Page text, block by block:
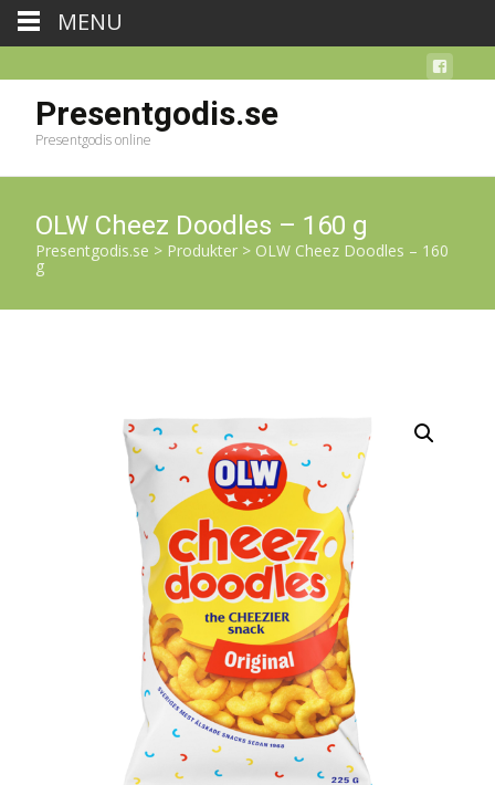
Presentgodis.se
Presentgodis online
OLW Cheez Doodles – 160 g
Presentgodis.se > Produkter > OLW Cheez Doodles – 160
g
MENU